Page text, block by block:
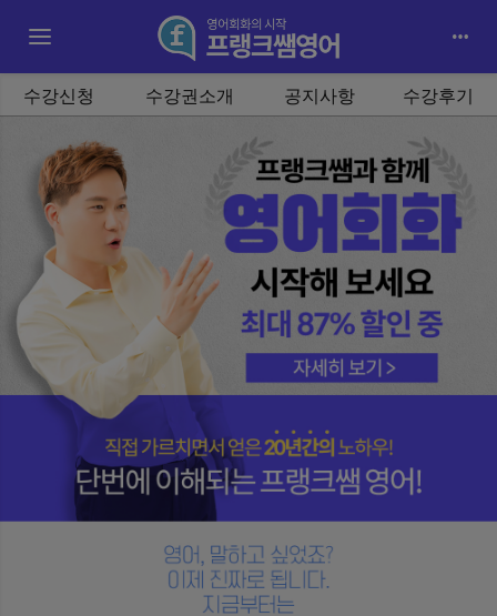
Toggle navigation
수강신청 수강권소개 공지사항 수강후기